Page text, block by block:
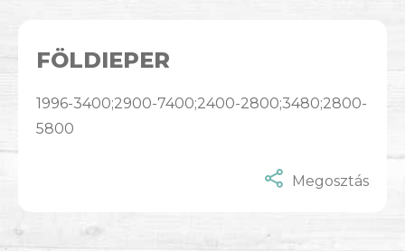
FÖLDIEPER
1996-3400;2900-7400;2400-2800;3480;2800-
5800
Megosztás